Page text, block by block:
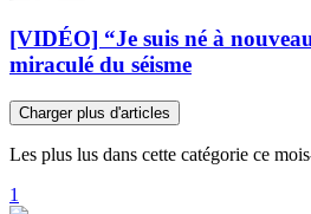
[VIDÉO] “Je suis né à
miraculé du séisme
Charger plus d'articles
Les plus lus dans cette catégorie ce
1